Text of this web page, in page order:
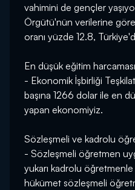
vahimini de gençler
Örgütü'nün verilerine
oranı yüzde 12.8,
En düşük eğitim
- Ekonomik İşbirliği
başına 1266 dolar ile en
yapan ekonomiyiz.
Sözleşmeli ve kadrolu
- Sözleşmeli öğretmen
yukarı kadrolu
hükümet sözleşmeli